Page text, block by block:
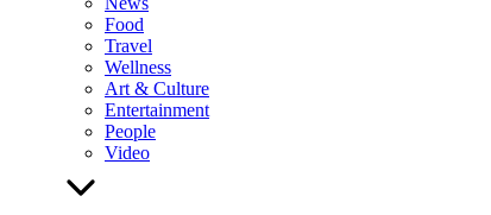
Food
Travel
Wellness
Art & Culture
Entertainment
People
Video